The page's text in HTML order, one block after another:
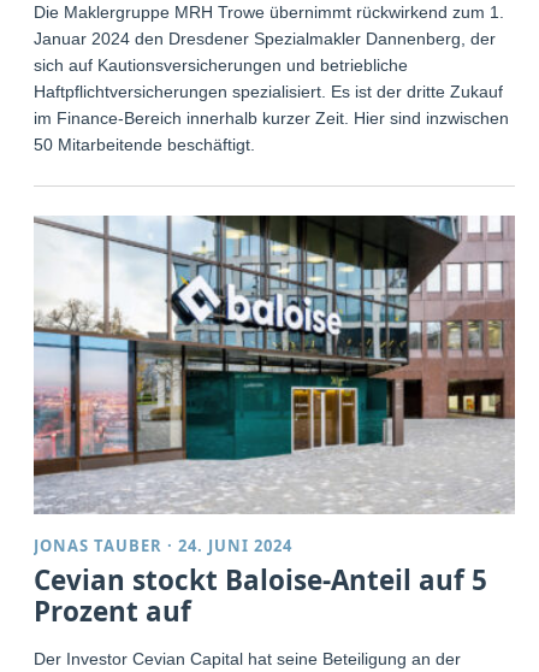
Die Maklergruppe MRH Trowe übernimmt rückwirkend zum 1.
Januar 2024 den Dresdener Spezialmakler Dannenberg, der
sich auf Kautionsversicherungen und betriebliche
Haftpflichtversicherungen spezialisiert. Es ist der dritte Zukauf
im Finance-Bereich innerhalb kurzer Zeit. Hier sind inzwischen
50 Mitarbeitende beschäftigt.
JONAS TAUBER ·24. JUNI 2024
Cevian stockt Baloise-Anteil auf 5
Prozent auf
Der Investor Cevian Capital hat seine Beteiligung an der